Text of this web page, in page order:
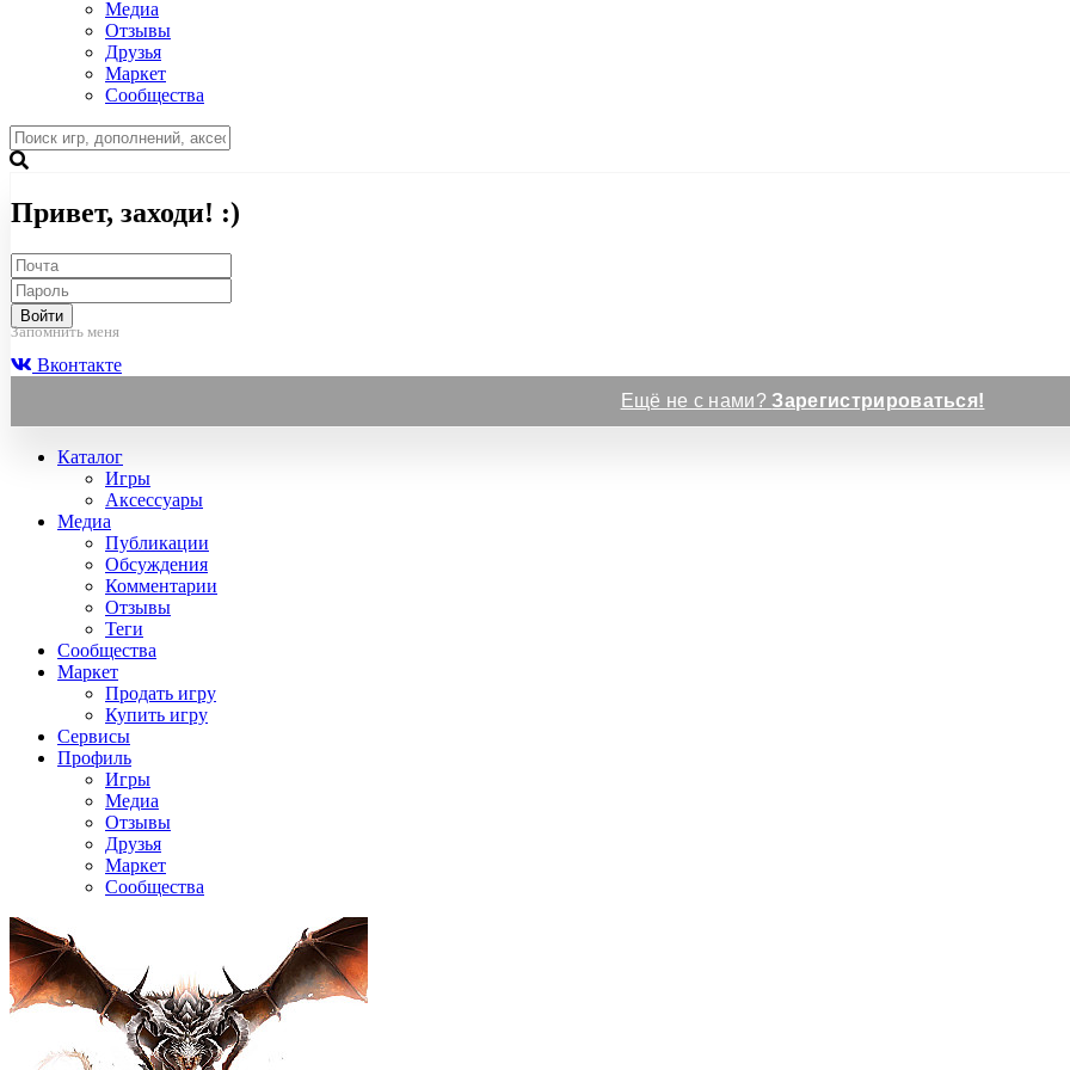
Медиа
Отзывы
Друзья
Маркет
Сообщества
Привет, заходи! :)
Войти
Запомнить меня
Вконтакте
Ещё не с нами?Зарегистрироваться!
Каталог
Игры
Аксессуары
Медиа
Публикации
Обсуждения
Комментарии
Отзывы
Теги
Сообщества
Маркет
Продать игру
Купить игру
Сервисы
Профиль
Игры
Медиа
Отзывы
Друзья
Маркет
Сообщества